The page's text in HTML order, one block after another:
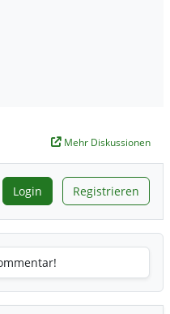
Mehr Diskussionen
Login Registrieren